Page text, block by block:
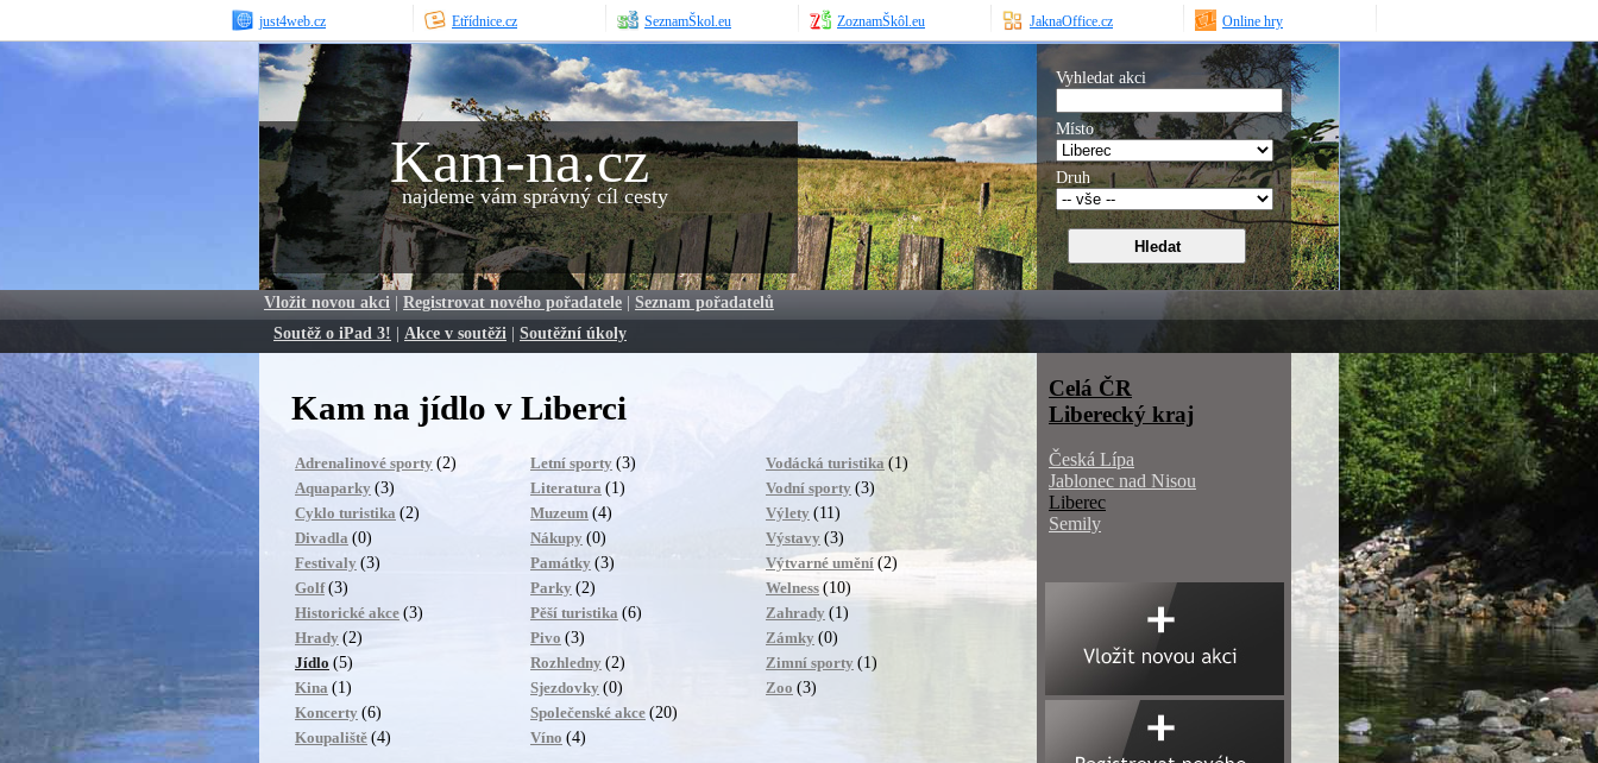
just4web.cz Etřídnice.cz SeznamŠkol.eu ZoznamŠkôl.eu JaknaOffice.cz Online hry
Kam-na.cz
najdeme vám správný cíl cesty
Vyhledat akci
Místo
Druh
Vložit novou akci | Registrovat nového pořadatele | Seznam pořadatelů
Soutěž o iPad 3! | Akce v soutěži | Soutěžní úkoly
Kam na jídlo v Liberci
Adrenalinové sporty (2)
Aquaparky (3)
Cyklo turistika (2)
Divadla (0)
Festivaly (3)
Golf (3)
Historické akce (3)
Hrady (2)
Jídlo (5)
Kina (1)
Koncerty (6)
Koupaliště (4)
Letní sporty (3)
Literatura (1)
Muzeum (4)
Nákupy (0)
Památky (3)
Parky (2)
Pěší turistika (6)
Pivo (3)
Rozhledny (2)
Sjezdovky (0)
Společenské akce (20)
Víno (4)
Vodácká turistika (1)
Vodní sporty (3)
Výlety (11)
Výstavy (3)
Výtvarné umění (2)
Welness (10)
Zahrady (1)
Zámky (0)
Zimní sporty (1)
Zoo (3)
Celá ČR
Liberecký kraj
Česká Lípa
Jablonec nad Nisou
Liberec
Semily